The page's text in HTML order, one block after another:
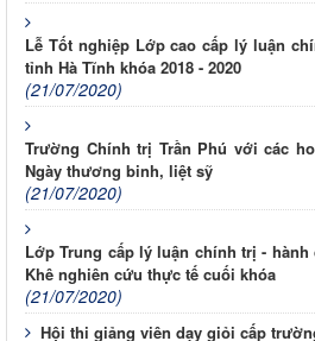
Lễ Tốt nghiệp Lớp cao cấp lý luận
tỉnh Hà Tĩnh khóa 2018 - 2020
(21/07/2020)
Trường Chính trị Trần Phú với các
Ngày thương binh, liệt sỹ
(21/07/2020)
Lớp Trung cấp lý luận chính trị - hành
Khê nghiên cứu thực tế cuối khóa
(21/07/2020)
Hội thi giảng viên dạy giỏi cấp